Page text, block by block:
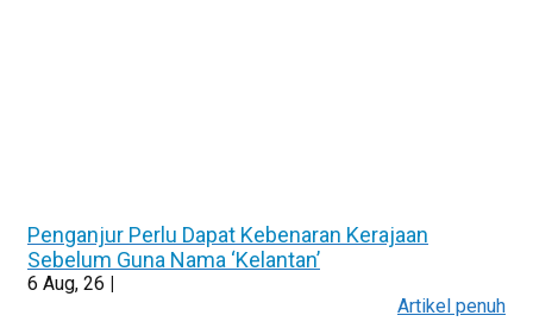
Penganjur Perlu Dapat Kebenaran Kerajaan
Sebelum Guna Nama ‘Kelantan’
6 Aug, 26 |
Artikel penuh